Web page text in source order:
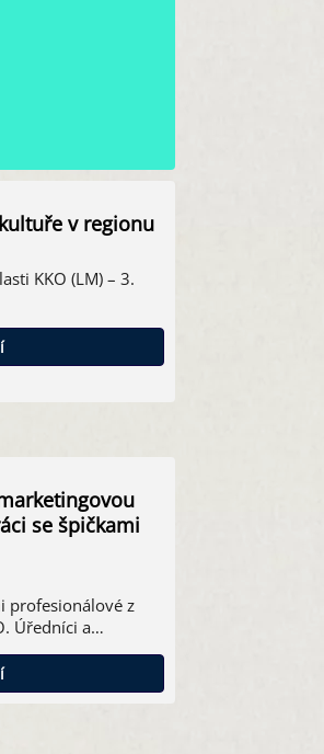
v regionu
KKO (LM) – 3.
se špičkami
profesionálové z
Úředníci a…